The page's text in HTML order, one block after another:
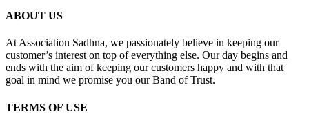
ABOUT US
At Association Sadhna, we passionately believe in keeping our
customer’s interest on top of everything else. Our day begins and
ends with the aim of keeping our customers happy and with that
goal in mind we promise you our Band of Trust.
TERMS OF USE